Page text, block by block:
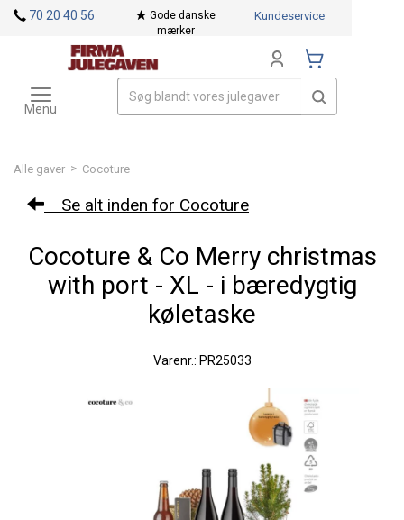
Alle gaver > Cocoture
Se alt inden for Cocoture
Cocoture & Co Merry christmas
with port - XL - i bæredygtig
køletaske
Varenr.: PR25033
70 20 40 56
Gode danske
mærker
Kundeservice
Toggle
navigation
Menu
Mærker